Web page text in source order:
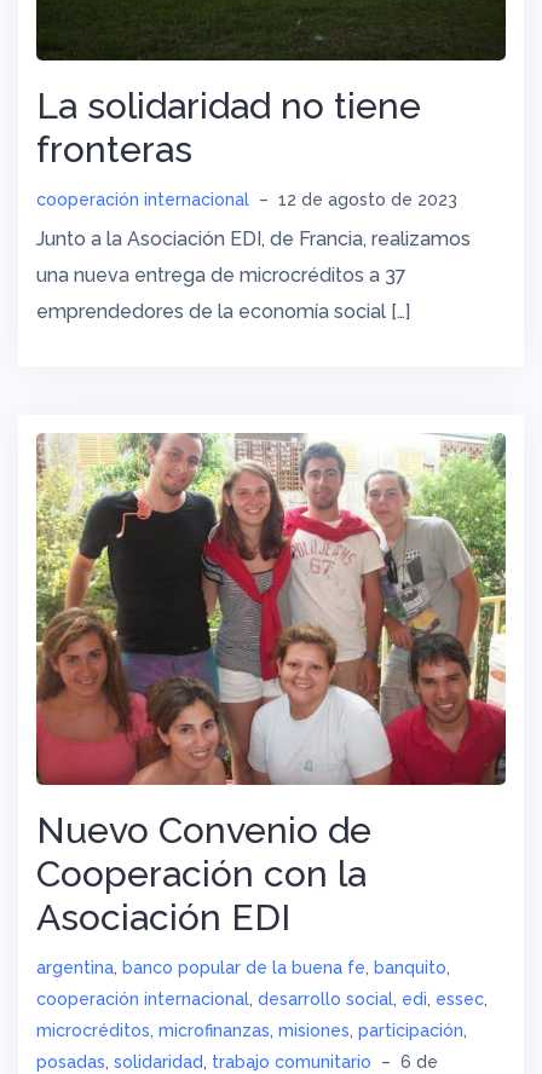
La solidaridad no tiene
fronteras
cooperación internacional – 12 de agosto de 2023
Junto a la Asociación EDI, de Francia, realizamos
una nueva entrega de microcréditos a 37
emprendedores de la economía social […]
Nuevo Convenio de
Cooperación con la
Asociación EDI
argentina, banco popular de la buena fe, banquito,
cooperación internacional, desarrollo social, edi, essec,
microcréditos, microfinanzas, misiones, participación,
posadas, solidaridad, trabajo comunitario – 6 de